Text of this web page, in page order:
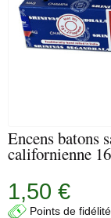
Encens batons
californienne
1,50 €
Points de